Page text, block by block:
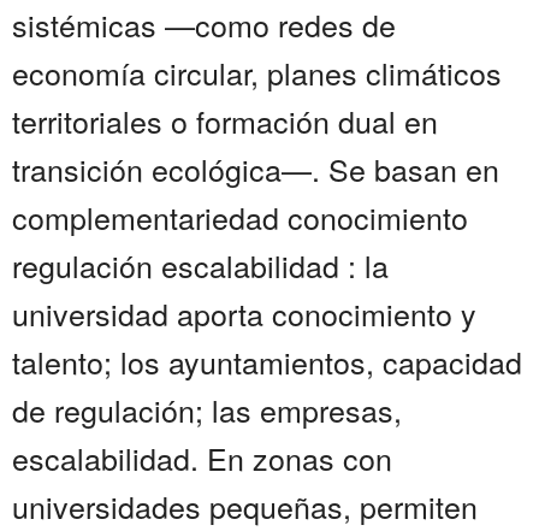
sistémicas —como redes de
economía circular, planes climáticos
territoriales o formación dual en
transición ecológica—. Se basan en
complementariedad conocimiento
regulación escalabilidad : la
universidad aporta conocimiento y
talento; los ayuntamientos, capacidad
de regulación; las empresas,
escalabilidad. En zonas con
universidades pequeñas, permiten